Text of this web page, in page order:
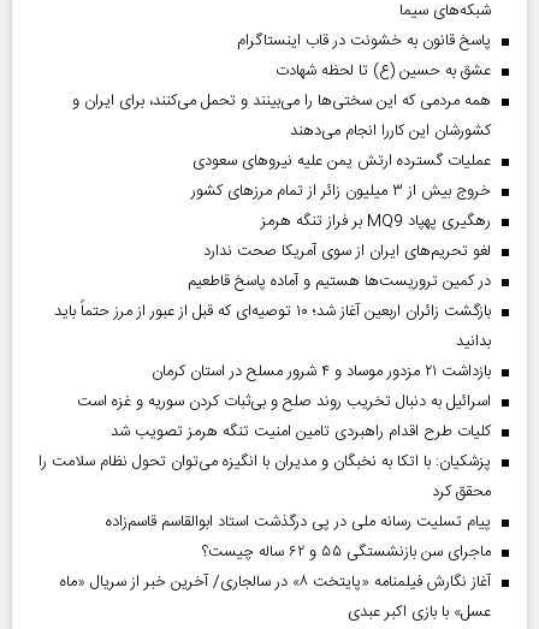
شبکه‌های سیما
پاسخ قانون به خشونت در قاب اینستاگرام
عشق به حسین (ع) تا لحظه شهادت
همه مردمی که این سختی‌ها را می‌بینند و تحمل می‌کنند، برای ایران و
کشورشان این کاررا انجام می‌دهند
عملیات گسترده ارتش یمن علیه نیروهای سعودی
خروج بیش از ۳ میلیون زائر از تمام مرز‌های کشور
رهگیری پهپاد MQ9 بر فراز تنگه هرمز
لغو تحریم‌های ایران از سوی آمریکا صحت ندارد
در کمین تروریست‌ها هستیم و آماده پاسخ قاطعیم
بازگشت زائران اربعین آغاز شد؛ ۱۰ توصیه‌ای که قبل از عبور از مرز حتماً باید
بدانید
بازداشت ۲۱ مزدور موساد و ۴ شرور مسلح در استان کرمان
اسرائیل به دنبال تخریب روند صلح و بی‌ثبات کردن سوریه و غزه است
کلیات طرح اقدام راهبردی تامین امنیت تنگه هرمز تصویب شد
پزشکیان: با اتکا به نخبگان و مدیران با انگیزه می‌توان تحول نظام سلامت را
محقق کرد
پیام تسلیت رسانه ملی در پی درگذشت استاد ابوالقاسم قاسم‌زاده
ماجرای سن بازنشستگی ۵۵ و ۶۲ ساله چیست؟
آغاز نگارش فیلمنامه «پایتخت ۸» در سالجاری/ آخرین خبر از سریال «ماه
عسل» با بازی اکبر عبدی